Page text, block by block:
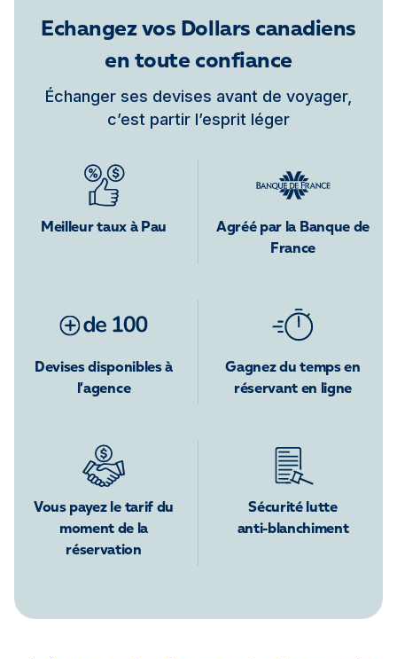
Echangez vos Dollars canadiens
en toute confiance
Échanger ses devises avant de voyager,
c’est partir l’esprit léger
Meilleur taux à Pau
Agréé par la Banque de
France
Devises disponibles à
l’agence
Gagnez du temps en
réservant en ligne
Vous payez le tarif du
moment de la
réservation
Sécurité lutte
anti-blanchiment